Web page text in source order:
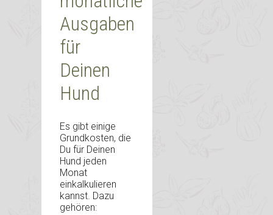
Ausgaben
für
Deinen
Hund
Es gibt einige
Grundkosten, die
Du für Deinen
Hund jeden
Monat
einkalkulieren
kannst. Dazu
gehören: